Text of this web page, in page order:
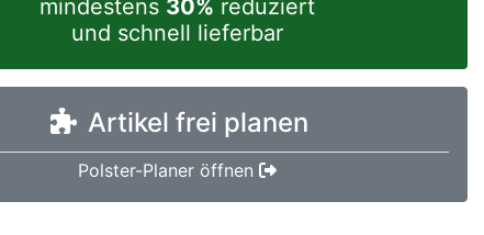
mindestens 30% reduziert
und schnell lieferbar
Artikel frei planen
Polster-Planer öffnen